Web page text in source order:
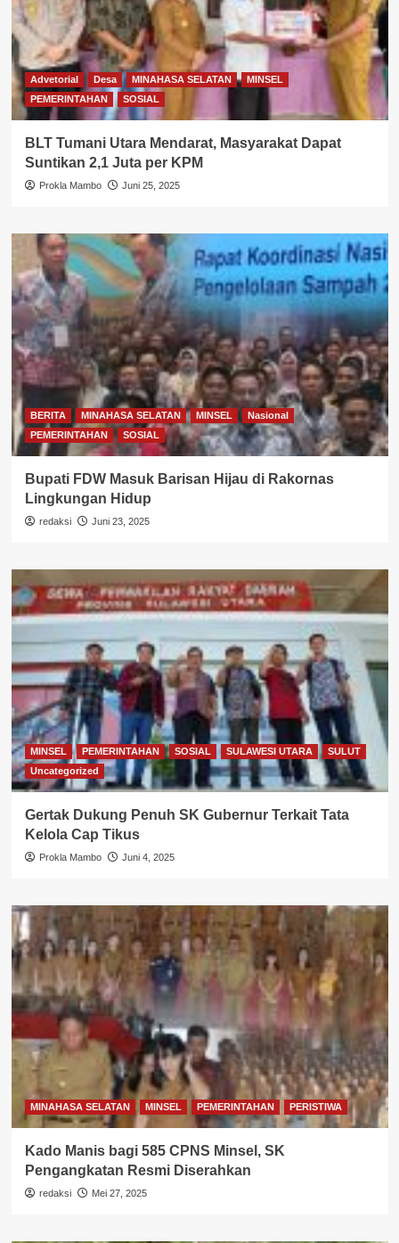
Advetorial Desa MINAHASA SELATAN
MINSEL
PEMERINTAHAN
SOSIAL
BLT Tumani Utara Mendarat, Masyarakat Dapat
Suntikan 2,1 Juta per KPM
Prokla Mambo Juni 25, 2025
BERITA MINAHASA SELATAN MINSEL
Nasional
PEMERINTAHAN
SOSIAL
Bupati FDW Masuk Barisan Hijau di Rakornas
Lingkungan Hidup
redaksi Juni 23, 2025
MINSEL PEMERINTAHAN SOSIAL SULAWESI UTARA
SULUT
Uncategorized
Gertak Dukung Penuh SK Gubernur Terkait Tata
Kelola Cap Tikus
Prokla Mambo Juni 4, 2025
MINAHASA SELATAN MINSEL PEMERINTAHAN PERISTIWA
Kado Manis bagi 585 CPNS Minsel, SK
Pengangkatan Resmi Diserahkan
redaksi Mei 27, 2025